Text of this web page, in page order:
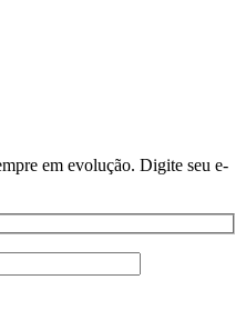
em evolução. Digite seu e-